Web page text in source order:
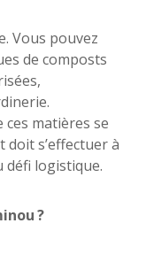
Vous pouvez
de composts
matières se
s’effectuer à
défi logistique.
?